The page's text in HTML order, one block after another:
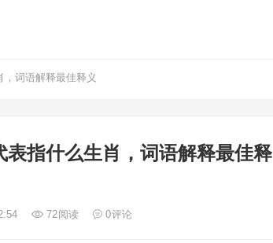
词语解释最佳释义
指什么生肖，词语解释最佳释
72阅读 0评论